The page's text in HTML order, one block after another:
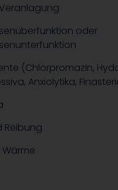
oder
(Chlorpromazin,
Anxiolytika,
Reibung